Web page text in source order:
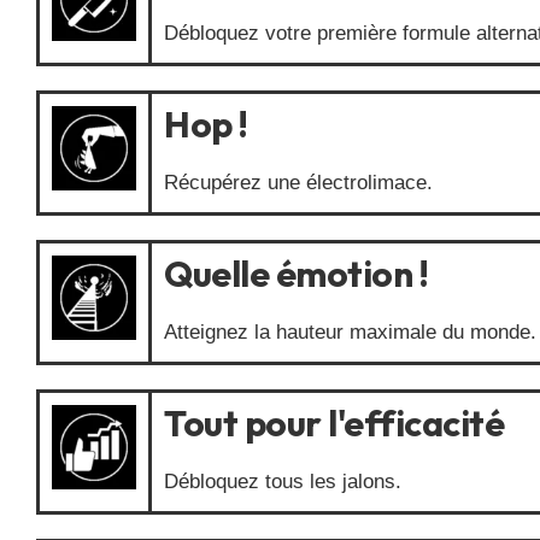
Débloquez votre première formule
Hop !
Récupérez une électrolimace.
Quelle émotion !
Atteignez la hauteur maximale du monde.
Tout pour l'efficacité
Débloquez tous les jalons.